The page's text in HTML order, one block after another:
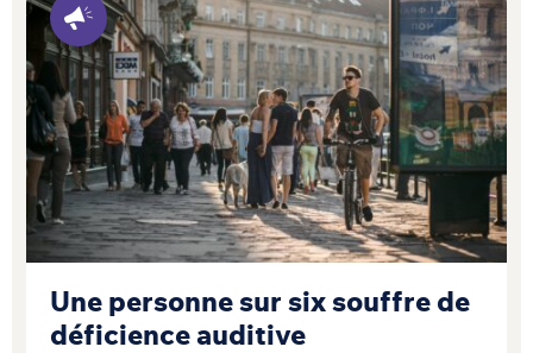
Une personne sur six souffre de
déficience auditive